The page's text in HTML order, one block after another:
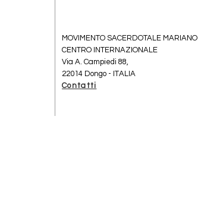
MOVIMENTO SACERDOTALE MARIANO
CENTRO INTERNAZIONALE
Via A. Campiedi 88,
22014 Dongo - ITALIA
Contatti